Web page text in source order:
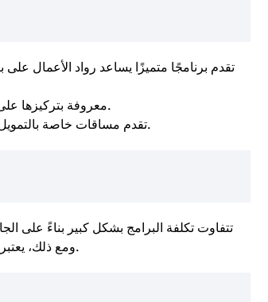
معروفة بتركيزها على الابتكار وريادة الأعمال.
تقدم مساقات خاصة بالتمويل وإدارة الشركات الناشئة.
ومع ذلك، يعتبر هذا استثمارًا ذكيًا، حيث يفتح لك أبوابًا لا حصر لها في مجال الأعمال.